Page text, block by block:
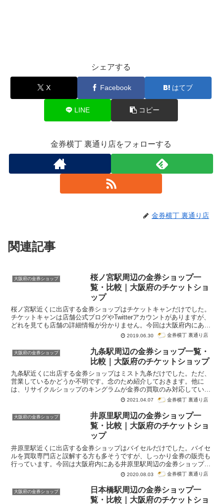
シェアする
X Facebook はてブ
LINE コピー
金券横丁 裏通り店をフォローする
金券横丁 裏通り店
関連記事
大阪府の金券ショップ
桜ノ宮駅周辺の金券ショップ一
覧・比較｜大阪府のチケットショ
ップ
桜ノ宮駅近くに出店する金券ショップはチケットキャンだけでした。
チケットキャンは店舗公式ブログやTwitterアカウントがありますが、
どれを見ても店舗の詳細情報が分かりません。今回は大阪府内にある
桜ノ宮駅周辺の金券ショップ一覧・比較です。紹介はグーグル検索
す。
2019.06.30 金券横丁 裏通り店
大阪府の金券ショップ
九条駅周辺の金券ショップ一覧・
比較｜大阪府のチケットショップ
九条駅近くに出店する金券ショップはミスト九条だけでした。ただ、
営業しているかどうか不明です。念のため紹介しておきます。他に
は、リサイクルショップのキングラムが金券の買取のみ対応していま
す。九条駅すぐ近くのドーム前千代崎駅そばにアクセスチケットも出
店しているので、こちらも一緒に紹介しておきます。今回は大阪府内
にある九条駅周辺の金券ショップ一覧・比較です。紹介はグーグル検
索「九条駅 金券ショップ」で検索順位が高かった順番になっていま
2021.04.07 金券横丁 裏通り店
大阪府の金券ショップ
井原里駅周辺の金券ショップ一
覧・比較｜大阪府のチケットショ
ップ
井原里駅近くに出店する金券ショップはバイセルだけでした。バイセ
ルを買取専門店と誤解する方も多そうですが、しっかり金券の販売も
行っています。今回は大阪府内にある井原里駅周辺の金券ショップ一
覧・比較です。紹介はグーグル検索「井原里駅 金券ショップ」で検
2020.08.03 金券横丁 裏通り店
大阪府の金券ショップ
日本橋駅周辺の金券ショップ一
覧・比較｜大阪府のチケットショ